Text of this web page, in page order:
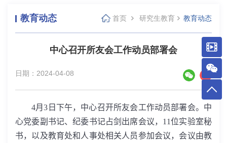
教育动态 首页 研究生教育 教育动态
中心召开所友会工作动员部署会
日期：2024-04-08
4月3 日下午，中心召开所友会工作动员部署会。中
心党委副书记、纪委书记占剑出席会议， 11位实验室秘
书，以及教育处和人事处相关人员参加会议，会议由教